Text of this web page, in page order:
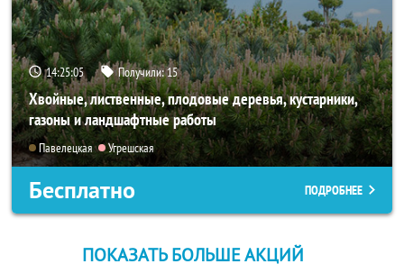
14:25:04 Получили:15
Хвойные, лиственные, плодовые деревья, кустарники,
газоны и ландшафтные работы
Павелецкая Угрешская
Бесплатно ПОДРОБНЕЕ
ПОКАЗАТЬ БОЛЬШЕ АКЦИЙ